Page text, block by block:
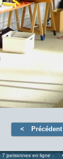
Précédent
7 personnes en ligne